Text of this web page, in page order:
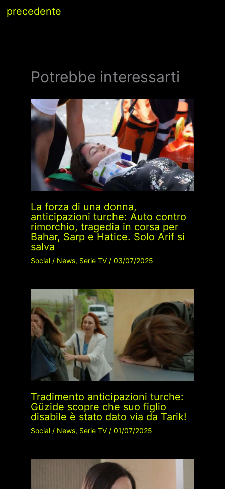
precedente
Potrebbe interessarti
La forza di una donna,
anticipazioni turche: Auto contro
rimorchio, tragedia in corsa per
Bahar, Sarp e Hatice. Solo Arif si
salva
Social/ News, Serie TV/ 03/07/2025
Tradimento anticipazioni turche:
Güzide scopre che suo figlio
disabile è stato dato via da Tarik!
Social/ News, Serie TV/ 01/07/2025